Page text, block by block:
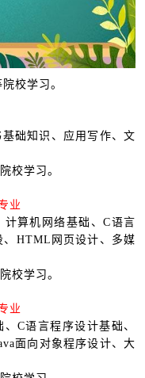
校学习。
础知识、应用写作、文
校学习。
业
计算机网络基础、C语言
、HTML网页设计、多媒
校学习。
业
C语言程序设计基础、
面向对象程序设计、大